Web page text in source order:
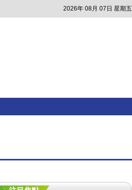
2026年 08月 07日 星期五